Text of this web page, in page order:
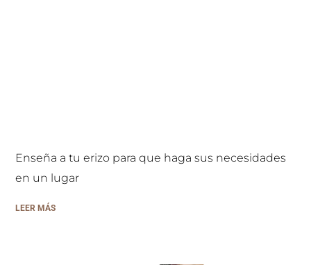
Enseña a tu erizo para que haga sus necesidades
en un lugar
LEER MÁS